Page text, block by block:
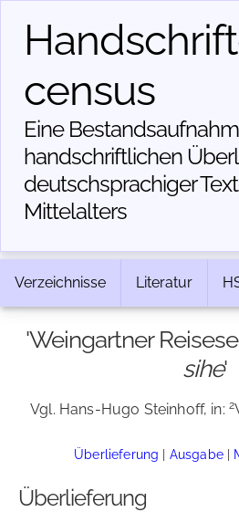
census
Eine
handschriftlichen
deutschsprachiger
Mittelalters
Verzeichnisse Literatur
'Weingartner
sihe'
Vgl. Hans-Hugo Steinhoff, in: 2
Überlieferung | Ausgabe|
Überlieferung